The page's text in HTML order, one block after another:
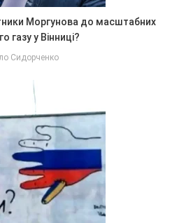
Моргунова до масштабних
газу у Вінниці?
Сидорченко